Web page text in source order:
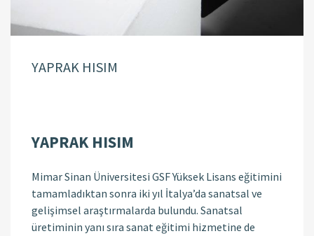
YAPRAK HISIM
YAPRAK HISIM
Mimar Sinan Üniversitesi GSF Yüksek Lisans eğitimini
tamamladıktan sonra iki yıl İtalya’da sanatsal ve
gelişimsel araştırmalarda bulundu. Sanatsal
üretiminin yanı sıra sanat eğitimi hizmetine de